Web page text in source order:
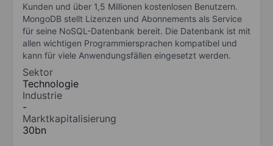
Kunden und über 1,5 Millionen kostenlosen Benutzern.
MongoDB stellt Lizenzen und Abonnements als Service
für seine NoSQL-Datenbank bereit. Die Datenbank ist mit
allen wichtigen Programmiersprachen kompatibel und
kann für viele Anwendungsfällen eingesetzt werden.
Sektor
Technologie
Industrie
-
Marktkapitalisierung
30bn